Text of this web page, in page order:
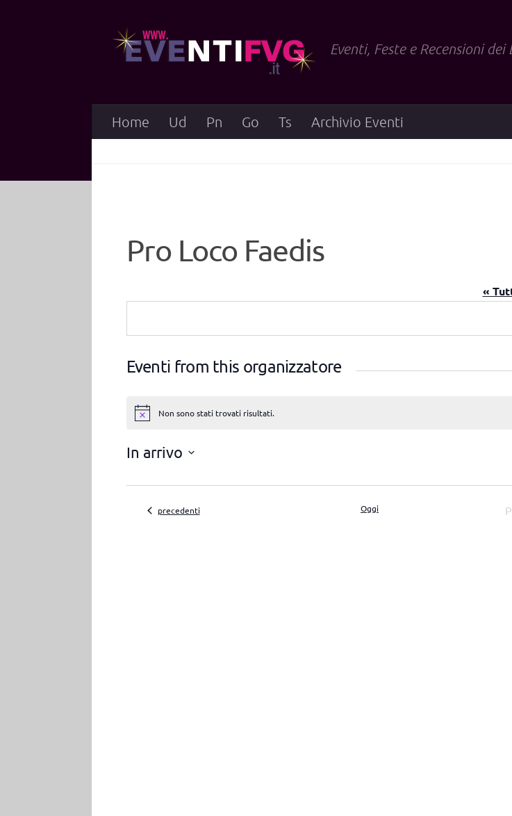
Eventi, Feste e Recensioni
Home Ud Pn Go Ts Archivio Eventi
Pro Loco Faedis
«
Eventi from this organizzatore
NoticeNon sono stati trovati risultati.
In arrivo
data. Eventi
precedenti Oggi